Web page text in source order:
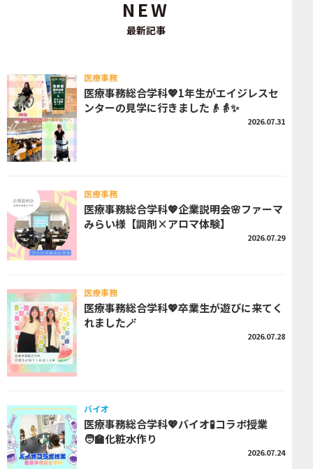
NEW
最新記事
医療事務
医療事務総合学科💖1年生がエイジレスセ
ンターの見学に行きました👴👵✨
2026.07.31
医療事務
医療事務総合学科💖企業説明会🌸ファーマ
みらい様【調剤×アロマ体験】
2026.07.29
医療事務
医療事務総合学科💖卒業生が遊びに来てく
れました🪄
2026.07.28
バイオ
医療事務総合学科💖バイオ🧪コラボ授業
🧑‍🏫化粧水作り
2026.07.24